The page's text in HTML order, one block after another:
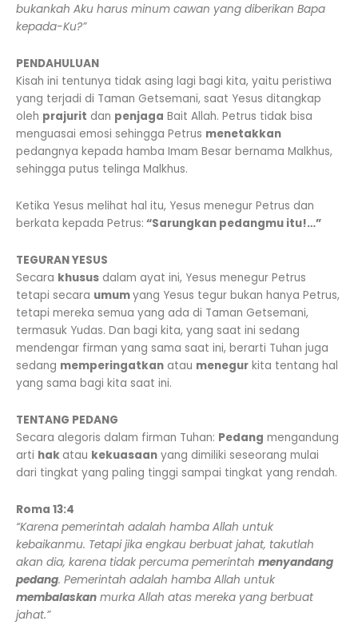
bukankah Aku harus minum cawan yang diberikan Bapa
kepada-Ku?”
PENDAHULUAN
Kisah ini tentunya tidak asing lagi bagi kita, yaitu peristiwa
yang terjadi di Taman Getsemani, saat Yesus ditangkap
oleh prajurit dan penjaga Bait Allah. Petrus tidak bisa
menguasai emosi sehingga Petrus menetakkan
pedangnya kepada hamba Imam Besar bernama Malkhus,
sehingga putus telinga Malkhus.
Ketika Yesus melihat hal itu, Yesus menegur Petrus dan
berkata kepada Petrus: “Sarungkan pedangmu itu!…”
TEGURAN YESUS
Secara khusus dalam ayat ini, Yesus menegur Petrus
tetapi secara umumyang Yesus tegur bukan hanya Petrus,
tetapi mereka semua yang ada di Taman Getsemani,
termasuk Yudas. Dan bagi kita, yang saat ini sedang
mendengar firman yang sama saat ini, berarti Tuhan juga
sedang memperingatkan atau menegur kita tentang hal
yang sama bagi kita saat ini.
TENTANG PEDANG
Secara alegoris dalam firman Tuhan: Pedang mengandung
arti hak atau kekuasaan yang dimiliki seseorang mulai
dari tingkat yang paling tinggi sampai tingkat yang rendah.
Roma 13:4
“Karena pemerintah adalah hamba Allah untuk
kebaikanmu. Tetapi jika engkau berbuat jahat, takutlah
akan dia, karena tidak percuma pemerintah menyandang
pedang. Pemerintah adalah hamba Allah untuk
membalaskan murka Allah atas mereka yang berbuat
jahat.”